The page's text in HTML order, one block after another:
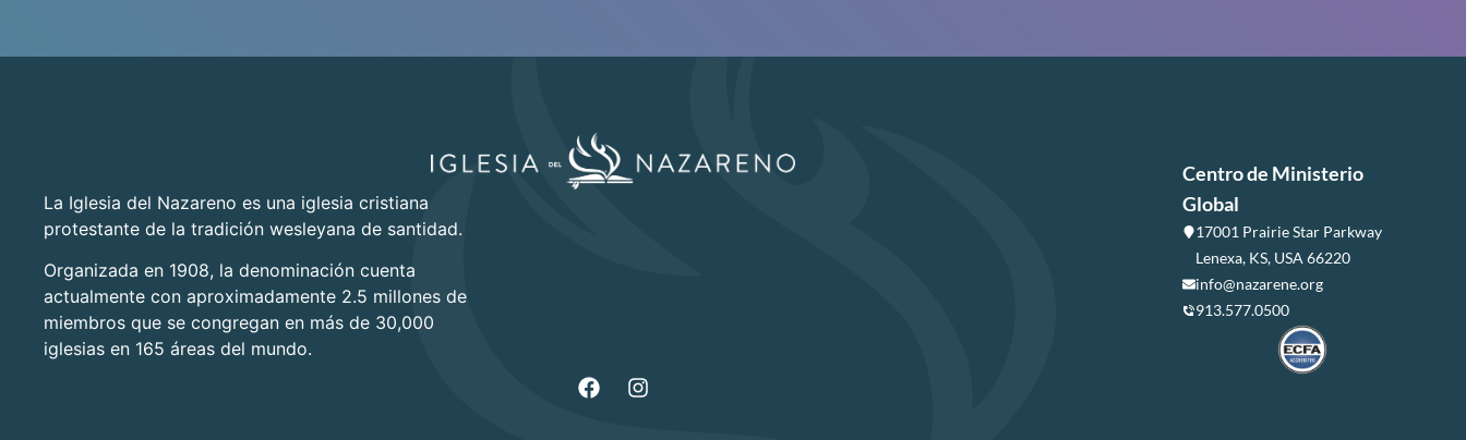
La Iglesia del Nazareno es una iglesia cristiana
protestante de la tradición wesleyana de santidad.
Organizada en 1908, la denominación cuenta
actualmente con aproximadamente 2.5 millones de
miembros que se congregan en más de 30,000
iglesias en 165 áreas del mundo.
Centro de Ministerio
Global
17001 Prairie Star Parkway
Lenexa, KS, USA 66220
info@nazarene.org
913.577.0500